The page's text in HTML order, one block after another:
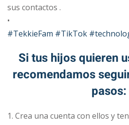
sus contactos .
•
#TekkieFam #TikTok
Si tus hijos quieren
recomendamos
pasos:
1. Crea una cuenta con ellos y